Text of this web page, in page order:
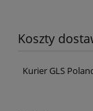
Koszty
Cena nie
Kurier GLS